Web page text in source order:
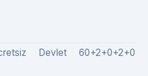
Devlet 60+2+0+2+0